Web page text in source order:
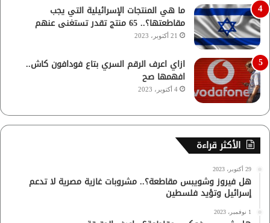
ما هي المنتجات الإسرائيلية التي يجب
مقاطعتها؟.. 65 منتج تقدر تستغنى عنهم
21 أكتوبر، 2023
ازاي اعرف الرقم السري بتاع فودافون كاش..
افهمها صح
4 أكتوبر، 2023
الأكثر قراءة
29 أكتوبر، 2023
هل فيروز وشويبس مقاطعة؟.. مشروبات غازية مصرية لا تدعم
إسرائيل وتؤيد فلسطين
1 نوفمبر، 2023